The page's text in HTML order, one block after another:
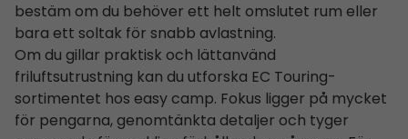
bestäm om du behöver ett helt omslutet rum eller
bara ett soltak för snabb avlastning.
Om du gillar praktisk och lättanvänd
friluftsutrustning kan du utforska EC Touring-
sortimentet hos easy camp. Fokus ligger på mycket
för pengarna, genomtänkta detaljer och tyger